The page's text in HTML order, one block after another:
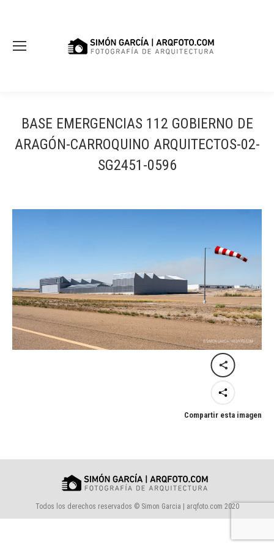
BASE EMERGENCIAS 112 GOBIERNO DE
ARAGÓN-CARROQUINO ARQUITECTOS-02-
SG2451-0596
Compartir esta imagen
Todos los derechos reservados © Simon Garcia | arqfoto.com 2020